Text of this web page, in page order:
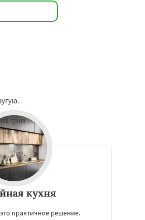
кухня
практичное решение.